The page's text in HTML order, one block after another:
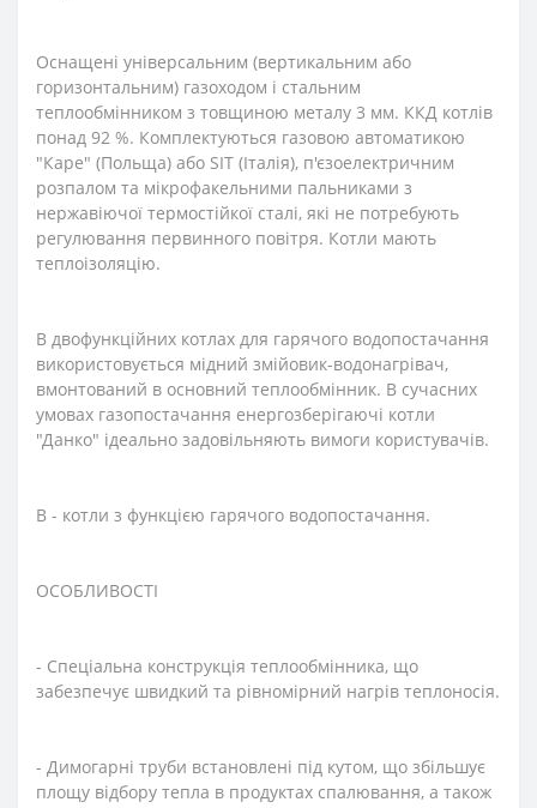
Оснащені універсальним (вертикальним або
горизонтальним) газоходом і стальним
теплообмінником з товщиною металу 3 мм. ККД котлів
понад 92 %. Комплектуються газовою автоматикою
"Каре" (Польща) або SIT (Італія), п'єзоелектричним
розпалом та мікрофакельними пальниками з
нержавіючої термостійкої сталі, які не потребують
регулювання первинного повітря. Котли мають
теплоізоляцію.
В двофункційних котлах для гарячого водопостачання
використовується мідний змійовик-водонагрівач,
вмонтований в основний теплообмінник. В сучасних
умовах газопостачання енергозберігаючі котли
"Данко" ідеально задовільняють вимоги користувачів.
В - котли з функцією гарячого водопостачання.
ОСОБЛИВОСТІ
- Спеціальна конструкція теплообмінника, що
забезпечує швидкий та рівномірний нагрів теплоносія.
- Димогарні труби встановлені під кутом, що збільшує
площу відбору тепла в продуктах спалювання, а також